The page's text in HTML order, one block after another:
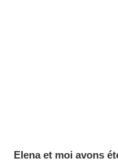
Elena et moi avons